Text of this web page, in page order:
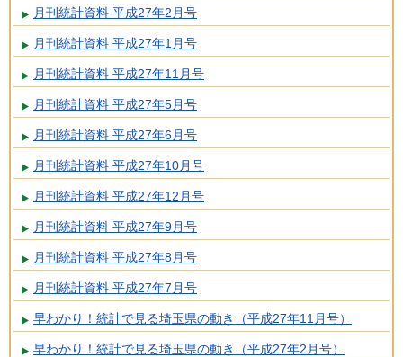
月刊統計資料 平成27年2月号
月刊統計資料 平成27年1月号
月刊統計資料 平成27年11月号
月刊統計資料 平成27年5月号
月刊統計資料 平成27年6月号
月刊統計資料 平成27年10月号
月刊統計資料 平成27年12月号
月刊統計資料 平成27年9月号
月刊統計資料 平成27年8月号
月刊統計資料 平成27年7月号
早わかり！統計で見る埼玉県の動き（平成27年11月号）
早わかり！統計で見る埼玉県の動き（平成27年2月号）